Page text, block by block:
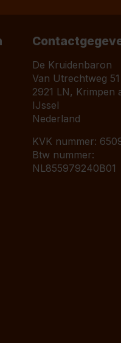
De Kruidenbaron
Van Utrechtweg 51
2921 LN, Krimpen
IJssel
Nederland
KVK nummer:
Btw nummer:
NL855979240B01